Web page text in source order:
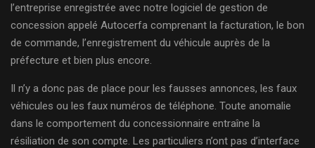
l’entreprise enregistrée avec notre logiciel de gestion de
concession appelé Autocerfa comprenant la facturation, le bon
de commande, l’enregistrement du véhicule auprès de la
préfecture et bien plus encore.
Il n’y a donc pas de place pour les fausses annonces, les faux
véhicules ou les faux numéros de téléphone. Toute anomalie
dans le comportement du concessionnaire entraîne la
résiliation de son compte. Les particuliers n’ont pas d’interface